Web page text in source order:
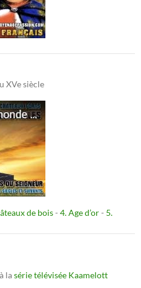
XVe siècle
de bois- 4. Age d’or- 5.
lasérie télévisée Kaamelott